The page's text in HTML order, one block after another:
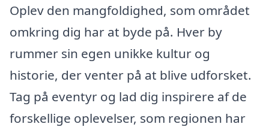
Oplev den mangfoldighed, som området
omkring dig har at byde på. Hver by
rummer sin egen unikke kultur og
historie, der venter på at blive udforsket.
Tag på eventyr og lad dig inspirere af de
forskellige oplevelser, som regionen har